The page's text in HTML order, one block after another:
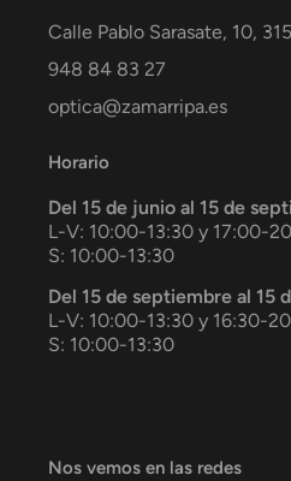
Calle Pablo Sarasate, 10,
948 84 83 27
optica@zamarripa.es
Horario
Del 15 de junio al 15 de
L-V: 10:00-13:30 y 17:00-
S: 10:00-13:30
Del 15 de septiembre al 15
L-V: 10:00-13:30 y 16:30-
S: 10:00-13:30
Nos vemos en las redes